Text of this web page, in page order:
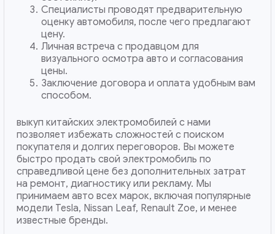
Специалисты проводят предварительную
оценку автомобиля, после чего предлагают
цену.
Личная встреча с продавцом для
визуального осмотра авто и согласования
цены.
Заключение договора и оплата удобным вам
способом.
выкуп китайских электромобилей с нами
позволяет избежать сложностей с поиском
покупателя и долгих переговоров. Вы можете
быстро продать свой электромобиль по
справедливой цене без дополнительных затрат
на ремонт, диагностику или рекламу. Мы
принимаем авто всех марок, включая популярные
модели Tesla, Nissan Leaf, Renault Zoe, и менее
известные бренды.